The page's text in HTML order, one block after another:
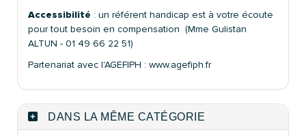
Accessibilité : un référent handicap est à votre écoute
pour tout besoin en compensation (Mme Gulistan
ALTUN - 01 49 66 22 51)
Partenariat avec l'AGEFIPH : www.agefiph.fr
DANS LA MÊME CATÉGORIE